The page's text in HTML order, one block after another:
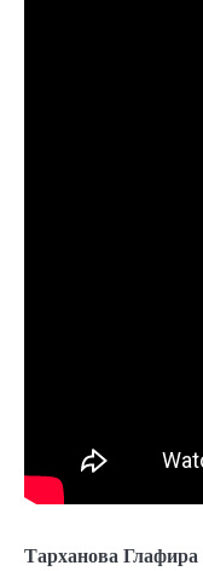
Тарханова Глафира